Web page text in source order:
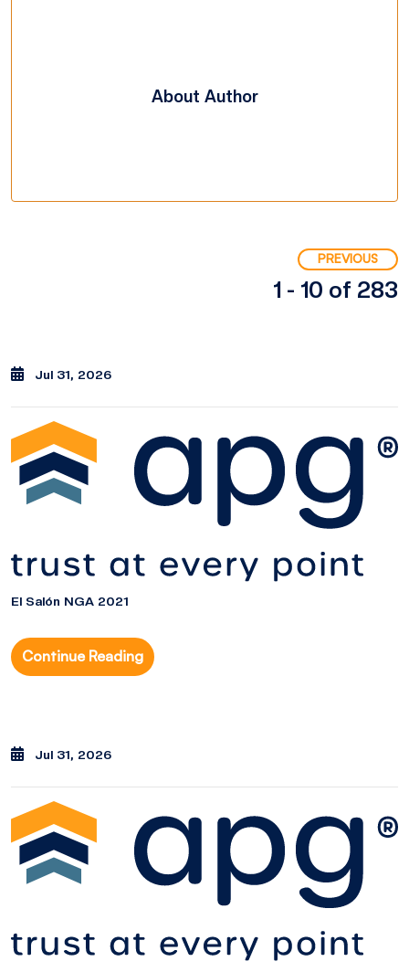
About Author
PREVIOUS
1 - 10 of 283
Jul 31, 2026
El Salón NGA 2021
Continue Reading
Jul 31, 2026